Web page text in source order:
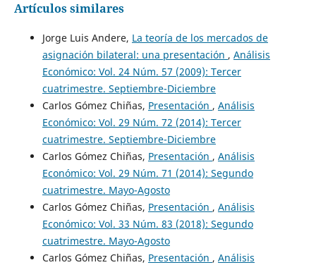
Artículos similares
Jorge Luis Andere, La teoría de los mercados de
asignación bilateral: una presentación , Análisis
Económico: Vol. 24 Núm. 57 (2009): Tercer
cuatrimestre. Septiembre-Diciembre
Carlos Gómez Chiñas, Presentación , Análisis
Económico: Vol. 29 Núm. 72 (2014): Tercer
cuatrimestre. Septiembre-Diciembre
Carlos Gómez Chiñas, Presentación , Análisis
Económico: Vol. 29 Núm. 71 (2014): Segundo
cuatrimestre. Mayo-Agosto
Carlos Gómez Chiñas, Presentación , Análisis
Económico: Vol. 33 Núm. 83 (2018): Segundo
cuatrimestre. Mayo-Agosto
Carlos Gómez Chiñas, Presentación , Análisis